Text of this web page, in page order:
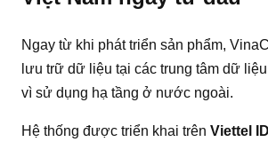
Ngay từ khi phát triển sản phẩm,
lưu trữ dữ liệu tại các trung tâm dữ
vì sử dụng hạ tầng ở nước ngoài.
Hệ thống được triển khai trên Viettel